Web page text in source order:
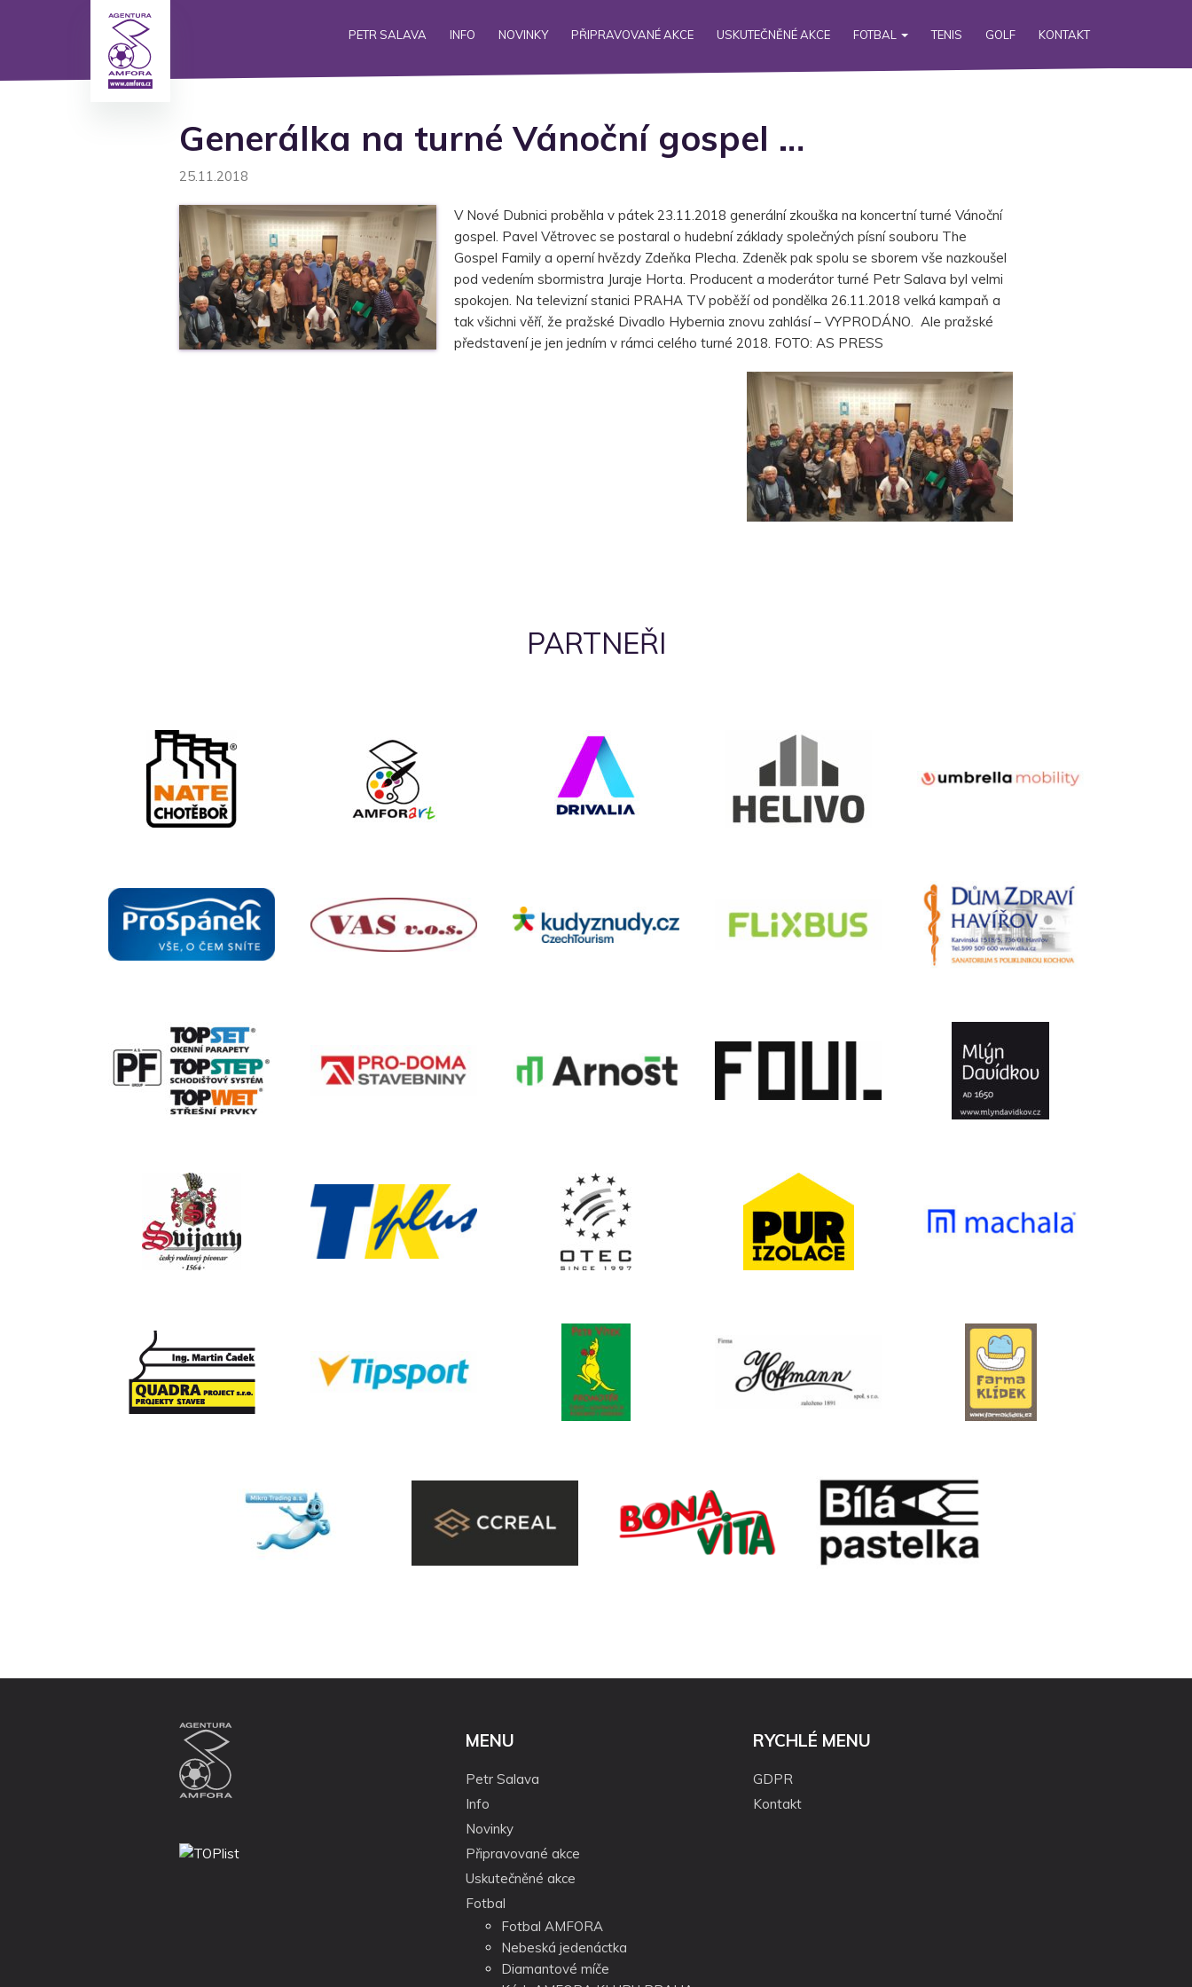
PETR SALAVA INFO NOVINKY PŘIPRAVOVANÉ AKCE USKUTEČNĚNÉ AKCE FOTBAL TENIS GOLF KONTAKT
Generálka na turné Vánoční gospel …
25.11.2018
V Nové Dubnici proběhla v pátek 23.11.2018 generální zkouška na koncertní turné Vánoční
gospel. Pavel Větrovec se postaral o hudební základy společných písní souboru The
Gospel Family a operní hvězdy Zdeňka Plecha. Zdeněk pak spolu se sborem vše nazkoušel
pod vedením sbormistra Juraje Horta. Producent a moderátor turné Petr Salava byl velmi
spokojen. Na televizní stanici PRAHA TV poběží od pondělka 26.11.2018 velká kampaň a
tak všichni věří, že pražské Divadlo Hybernia znovu zahlásí – VYPRODÁNO. Ale pražské
představení je jen jedním v rámci celého turné 2018. FOTO: AS PRESS
PARTNEŘI
MENU
Petr Salava
Info
Novinky
Připravované akce
Uskutečněné akce
Fotbal
Fotbal AMFORA
Nebeská jedenáctka
Diamantové míče
RYCHLÉ MENU
GDPR
Kontakt